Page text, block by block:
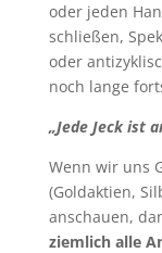
oder jeden
schließen,
oder
noch lange
„Jede Jeck ist
Wenn wir uns
(Goldaktien,
anschauen,
ziemlich alle